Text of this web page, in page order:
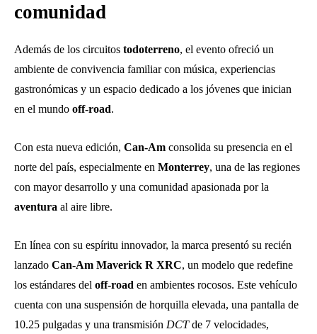
comunidad
Además de los circuitos todoterreno, el evento ofreció un
ambiente de convivencia familiar con música, experiencias
gastronómicas y un espacio dedicado a los jóvenes que inician
en el mundo off-road.
Con esta nueva edición, Can-Am consolida su presencia en el
norte del país, especialmente en Monterrey, una de las regiones
con mayor desarrollo y una comunidad apasionada por la
aventura al aire libre.
En línea con su espíritu innovador, la marca presentó su recién
lanzado Can-Am Maverick R XRC, un modelo que redefine
los estándares del off-road en ambientes rocosos. Este vehículo
cuenta con una suspensión de horquilla elevada, una pantalla de
10.25 pulgadas y una transmisión DCTde 7 velocidades,